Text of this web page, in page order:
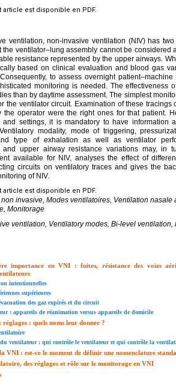
est disponible en PDF.
ventilation, non-invasive ventilation (NIV) has
the ventilator–lung assembly cannot be considered
resistance represented by the upper airways.
based on clinical evaluation and blood gas
to assess overnight patient–machine
monitoring is needed. The effectiveness
than by daytime assessment. The simplest
the ventilator circuit. Examination of these
the operator were the right ones for that patient.
and settings, it is mandatory to have information
modality, mode of triggering,
type of exhalation as well as ventilator
and upper airway resistance variations may, in
available for NIV, analyses the effect of
circuits on ventilatory traces and gives the
of NIV.
est disponible en PDF.
invasive, Modes ventilatoires, Ventilation
Monitorage
ventilation, Ventilatory modes, Bi-level
importance en VNI : fuites, résistance des voies
intentionnelles
supérieures
des gaz expirés et du circuit
: appareils de réanimation versus appareils de domicile
: quels noms leur donner ?
ventilateur : qui contrôle le ventilateur et qui contrôle la
VNI : est-ce le moment de définir une nomenclature
des réglages et rôle sur le monitorage en VNI